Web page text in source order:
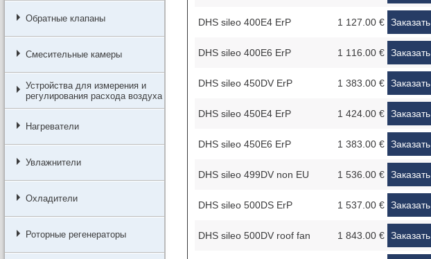
Обратные клапаны
Смесительные камеры
Устройства для измерения и
регулирования расхода воздуха
Нагреватели
Увлажнители
Охладители
Роторные регенераторы
DHS sileo 400E4 ErP 1 127.00 € Заказать
DHS sileo 400E6 ErP 1 116.00 € Заказать
DHS sileo 450DV ErP 1 383.00 € Заказать
DHS sileo 450E4 ErP 1 424.00 € Заказать
DHS sileo 450E6 ErP 1 383.00 € Заказать
DHS sileo 499DV non EU 1 536.00 € Заказать
DHS sileo 500DS ErP 1 537.00 € Заказать
DHS sileo 500DV roof fan 1 843.00 € Заказать